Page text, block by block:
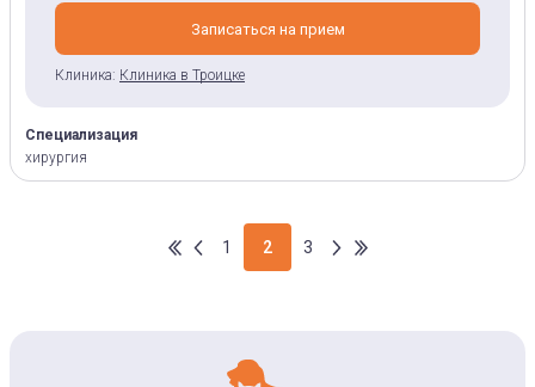
Записаться на прием
Клиника: Клиника в Троицке
Специализация
хирургия
1 2 3